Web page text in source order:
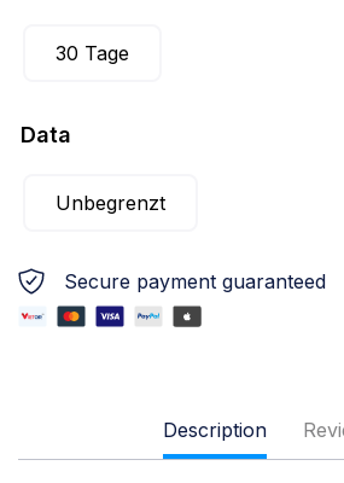
30 Tage
Data
Unbegrenzt
Secure payment guaranteed
Description